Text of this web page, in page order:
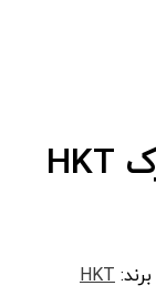
کلاه کاسکت فک متحرک HKT
برند: HKT